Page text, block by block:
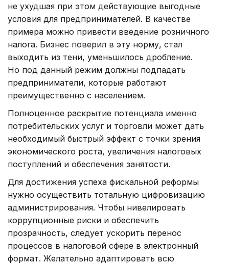
не ухудшая при этом действующие выгодные
условия для предпринимателей. В качестве
примера можно привести введение розничного
налога. Бизнес поверил в эту норму, стал
выходить из тени, уменьшилось дробление.
Но под данный режим должны подпадать
предприниматели, которые работают
преимущественно с населением.
Полноценное раскрытие потенциала именно
потребительских услуг и торговли может дать
необходимый быстрый эффект с точки зрения
экономического роста, увеличения налоговых
поступлений и обеспечения занятости.
Для достижения успеха фискальной реформы
нужно осуществить тотальную цифровизацию
администрирования. Чтобы нивелировать
коррупционные риски и обеспечить
прозрачность, следует ускорить перенос
процессов в налоговой сфере в электронный
формат. Желательно адаптировать всю